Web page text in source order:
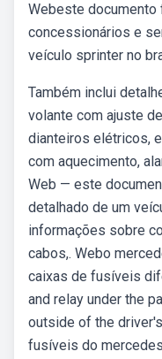
Webeste
concessionários e
veículo sprinter no
Também inclui
volante com ajuste
dianteiros elétricos,
com aquecimento,
Web — este
detalhado de um
informações sobre
cabos,. Webo
caixas de fusíveis
and relay under the
outside of the
fusíveis do